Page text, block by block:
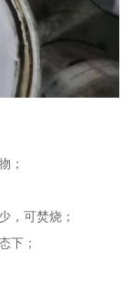
物；
少，可焚烧；
态下；